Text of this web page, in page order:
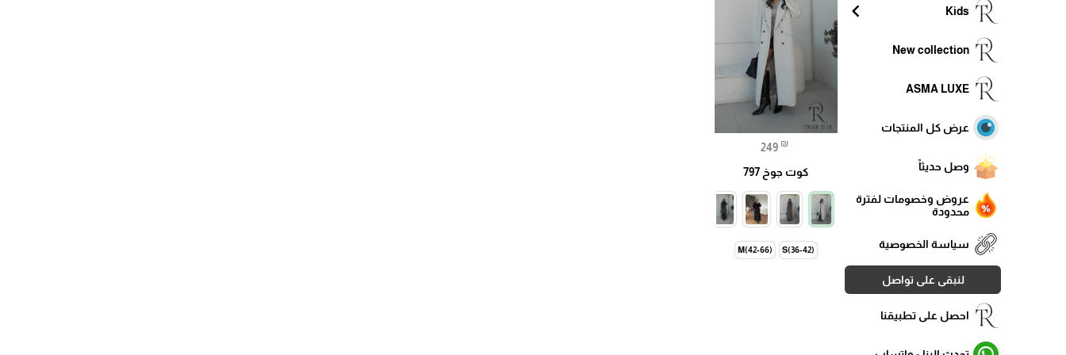
Kids
chevron_left
New collection
ASMA LUXE
عرض كل المنتجات
وصل حديثاً
عروض وخصومات لفترة
محدودة
سياسة الخصوصية
لنبقى على تواصل
احصل على تطبيقنا
249 ₪
كوت جوخ 797
S(36-42)
M(42-66)